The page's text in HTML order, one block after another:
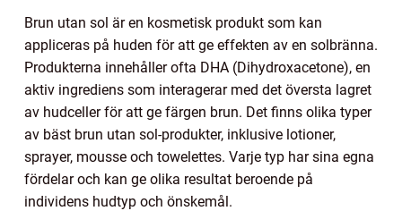
Brun utan sol är en kosmetisk produkt som kan
appliceras på huden för att ge effekten av en solbränna.
Produkterna innehåller ofta DHA (Dihydroxacetone), en
aktiv ingrediens som interagerar med det översta lagret
av hudceller för att ge färgen brun. Det finns olika typer
av bäst brun utan sol-produkter, inklusive lotioner,
sprayer, mousse och towelettes. Varje typ har sina egna
fördelar och kan ge olika resultat beroende på
individens hudtyp och önskemål.